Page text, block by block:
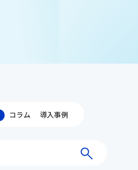
コラム 導入事例